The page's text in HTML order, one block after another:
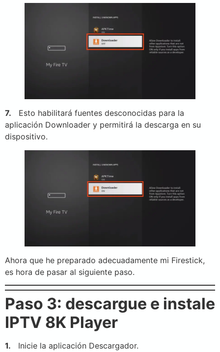
7. Esto habilitará fuentes desconocidas para la
aplicación Downloader y permitirá la descarga en su
dispositivo.
Ahora que he preparado adecuadamente mi Firestick,
es hora de pasar al siguiente paso.
Paso 3: descargue e instale
IPTV 8K Player
1. Inicie la aplicación Descargador.